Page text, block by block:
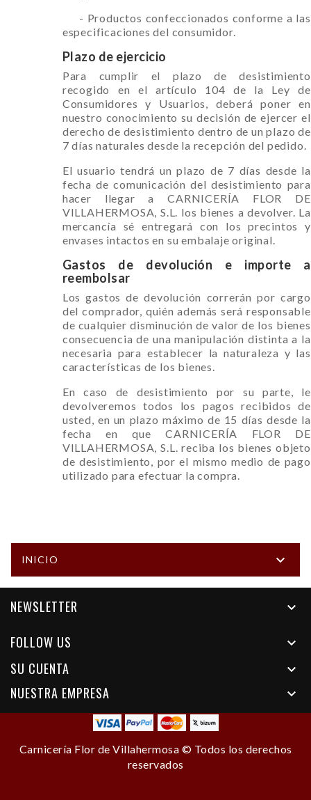
- Productos confeccionados conforme a las
especificaciones del consumidor.
Plazo de ejercicio
Para cumplir el plazo de desistimiento
recogido en el artículo 104 de la Ley de
Consumidores y Usuarios, deberá poner en
nuestro conocimiento su decisión de ejercer el
derecho de desistimiento dentro de un plazo de
7 días naturales desde la recepción del pedido.
El usuario tendrá un plazo de 7 días desde la
fecha de comunicación del desistimiento para
hacer llegar a CARNICERÍA FLOR DE
VILLAHERMOSA, S.L. los bienes a devolver. La
mercancía sé entregará con los precintos y
envases intactos en su embalaje original.
Gastos de devolución e importe a
reembolsar
Los gastos de devolución correrán por cargo
del comprador, quién además será responsable
de cualquier disminución de valor de los bienes
consecuencia de una manipulación distinta a la
necesaria para establecer la naturaleza y las
características de los bienes.
En caso de desistimiento por su parte, le
devolveremos todos los pagos recibidos de
usted, en un plazo máximo de 15 días desde la
fecha en que CARNICERÍA FLOR DE
VILLAHERMOSA, S.L. reciba los bienes objeto
de desistimiento, por el mismo medio de pago
utilizado para efectuar la compra.
INICIO 
NEWSLETTER 
FOLLOW US 
SU CUENTA 
NUESTRA EMPRESA 
Carnicería Flor de Villahermosa © Todos los derechos
reservados